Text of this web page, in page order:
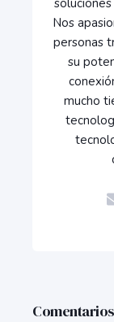
Nos
personas
su
mucho
Comentarios